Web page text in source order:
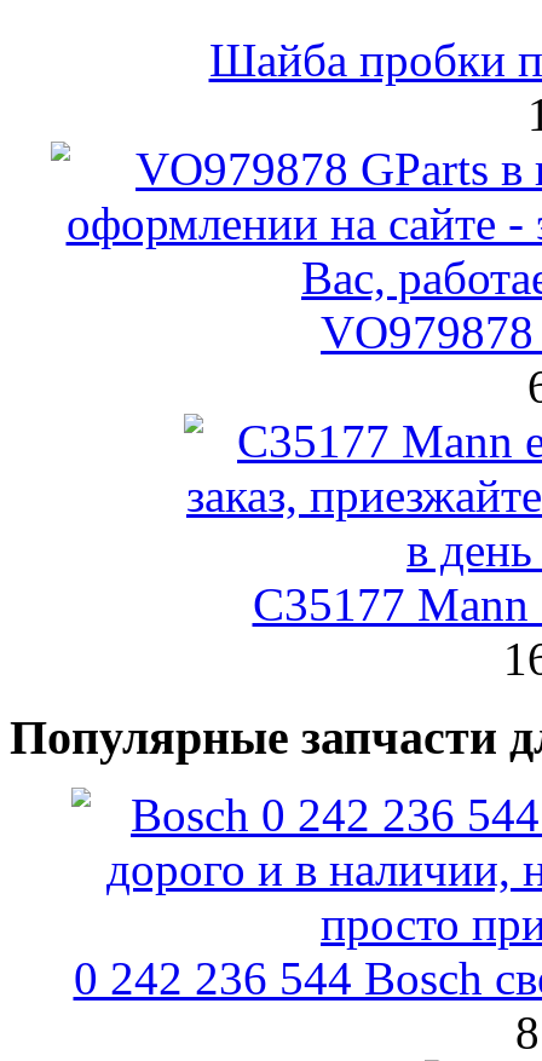
Шайба пробки
VO979878
C35177
Популярные запчасти
0 242 236 544 Bosch